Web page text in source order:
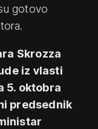
gotovo
Skrozza
iz vlasti
5. oktobra
predsednik